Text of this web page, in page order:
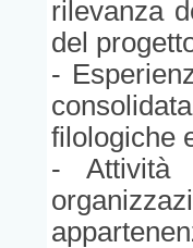
rilevanza
del
-
filologiche
- Attività